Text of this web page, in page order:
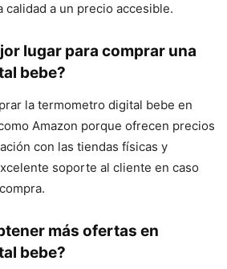
calidad a un precio accesible.
lugar para comprar una
bebe?
la termometro digital bebe en
Amazon porque ofrecen precios
con las tiendas físicas y
soporte al cliente en caso
más ofertas en
bebe?